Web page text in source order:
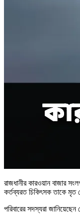
রাজধানীর কারওয়ান বাজার
কর্তব্যরত চিকিৎসক তাকে মৃত
পরিবারের সদস্যরা